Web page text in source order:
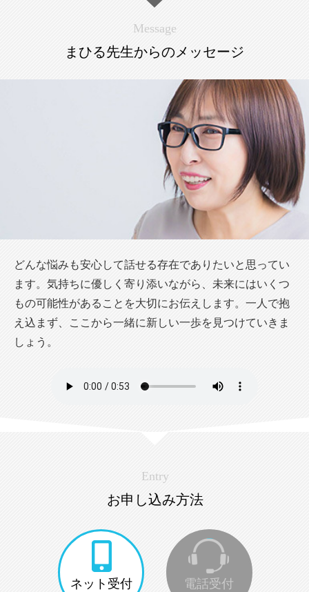
Message
まひる先生からのメッセージ
どんな悩みも安心して話せる存在でありたいと思ってい
ます。気持ちに優しく寄り添いながら、未来にはいくつ
もの可能性があることを大切にお伝えします。一人で抱
え込まず、ここから一緒に新しい一歩を見つけていきま
しょう。
Entry
お申し込み方法
ネット受付 電話受付